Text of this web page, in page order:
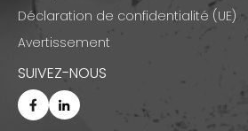
Déclaration de confidentialité (UE)
Avertissement
SUIVEZ-NOUS